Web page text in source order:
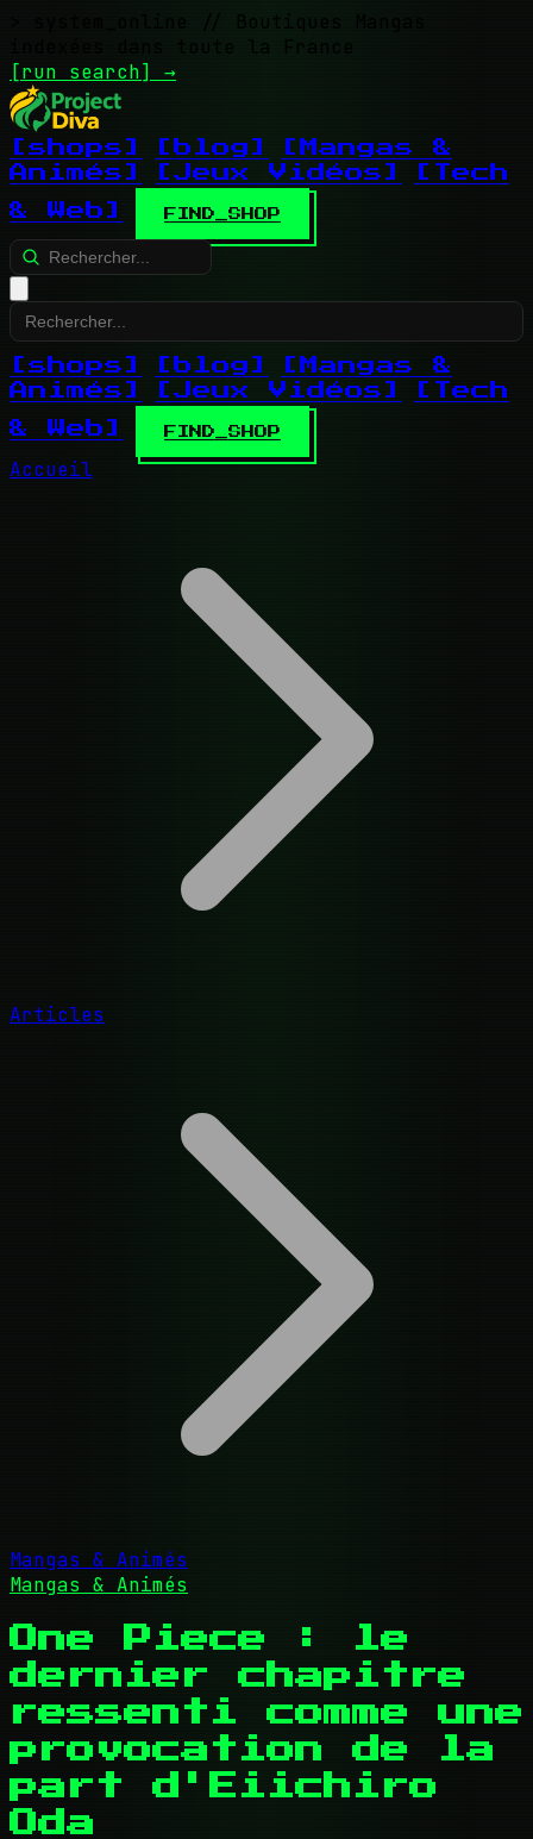
// Boutiques Mangas
indexées dans toute la France
[run search] →
[shops] [blog]
[Mangas &
Animés]
[Jeux Vidéos]
[Tech
& Web]
FIND_SHOP
[shops] [blog]
[Mangas &
Animés]
[Jeux Vidéos]
[Tech
& Web]
FIND_SHOP
Accueil
Articles
Mangas & Animés
Mangas & Animés
One Piece : le
dernier chapitre
ressenti comme une
provocation de la
part d'Eiichiro
Oda